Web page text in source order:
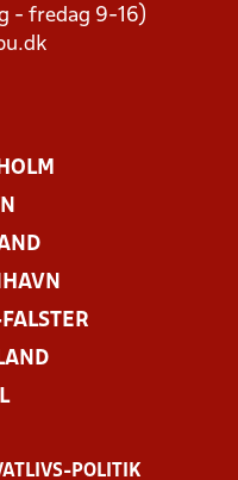
- fredag 9-16)
POLITIK